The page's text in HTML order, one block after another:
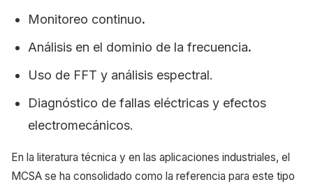
Monitoreo continuo.
Análisis en el dominio de la frecuencia.
Uso de FFT y análisis espectral.
Diagnóstico de fallas eléctricas y efectos
electromecánicos.
En la literatura técnica y en las aplicaciones industriales, el
MCSA se ha consolidado como la referencia para este tipo